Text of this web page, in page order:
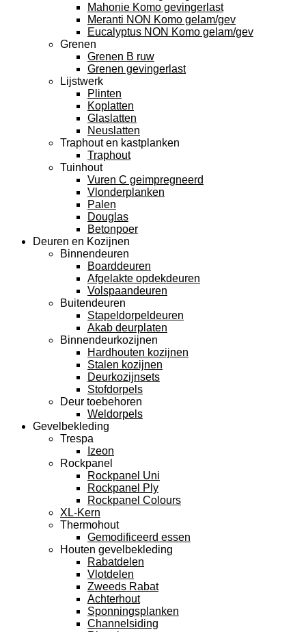
Mahonie Komo gevingerlast
Meranti NON Komo gelam/gev
Eucalyptus NON Komo gelam/gev
Grenen
Grenen B ruw
Grenen gevingerlast
Lijstwerk
Plinten
Koplatten
Glaslatten
Neuslatten
Traphout en kastplanken
Traphout
Tuinhout
Vuren C geimpregneerd
Vlonderplanken
Palen
Douglas
Betonpoer
Deuren en Kozijnen
Binnendeuren
Boarddeuren
Afgelakte opdekdeuren
Volspaandeuren
Buitendeuren
Stapeldorpeldeuren
Akab deurplaten
Binnendeurkozijnen
Hardhouten kozijnen
Stalen kozijnen
Deurkozijnsets
Stofdorpels
Deur toebehoren
Weldorpels
Gevelbekleding
Trespa
Izeon
Rockpanel
Rockpanel Uni
Rockpanel Ply
Rockpanel Colours
XL-Kern
Thermohout
Gemodificeerd essen
Houten gevelbekleding
Rabatdelen
Vlotdelen
Zweeds Rabat
Achterhout
Sponningsplanken
Channelsiding